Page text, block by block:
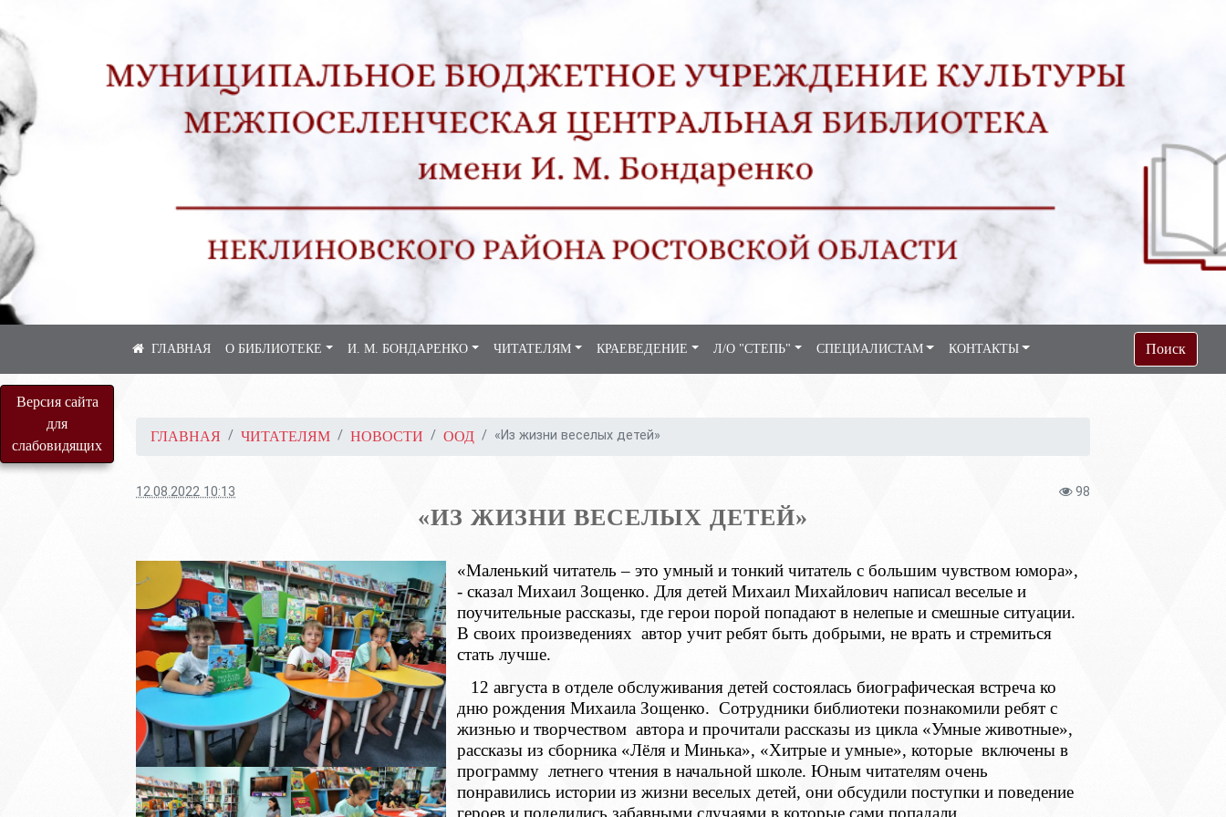
Версия сайта
для
слабовидящих
О БИБЛИОТЕКЕ И. М. БОНДАРЕНКО ЧИТАТЕЛЯМ КРАЕВЕДЕНИЕ Л/О "СТЕПЬ" СПЕЦИАЛИСТАМ КОНТАКТЫ Поиск
ГЛАВНАЯ ЧИТАТЕЛЯМ НОВОСТИ ООД «Из жизни веселых детей»
12.08.2022 10:13 98
«ИЗ ЖИЗНИ ВЕСЕЛЫХ ДЕТЕЙ»
«Маленький читатель – это умный и тонкий читатель с большим чувством юмора»,
- сказал Михаил Зощенко. Для детей Михаил Михайлович написал веселые и
поучительные рассказы, где герои порой попадают в нелепые и смешные ситуации.
В своих произведениях автор учит ребят быть добрыми, не врать и стремиться
стать лучше.
12 августа в отделе обслуживания детей состоялась биографическая встреча ко
дню рождения Михаила Зощенко. Сотрудники библиотеки познакомили ребят с
жизнью и творчеством автора и прочитали рассказы из цикла «Умные животные»,
рассказы из сборника «Лёля и Минька», «Хитрые и умные», которые включены в
программу летнего чтения в начальной школе. Юным читателям очень
понравились истории из жизни веселых детей, они обсудили поступки и поведение
героев и поделились забавными случаями в которые сами попадали.